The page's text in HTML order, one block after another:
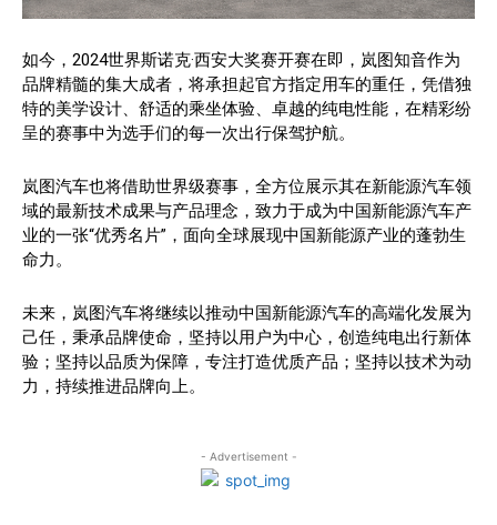
如今，2024世界斯诺克·西安大奖赛开赛在即，岚图知音作为
品牌精髓的集大成者，将承担起官方指定用车的重任，凭借独
特的美学设计、舒适的乘坐体验、卓越的纯电性能，在精彩纷
呈的赛事中为选手们的每一次出行保驾护航。
岚图汽车也将借助世界级赛事，全方位展示其在新能源汽车领
域的最新技术成果与产品理念，致力于成为中国新能源汽车产
业的一张“优秀名片”，面向全球展现中国新能源产业的蓬勃生
命力。
未来，岚图汽车将继续以推动中国新能源汽车的高端化发展为
己任，秉承品牌使命，坚持以用户为中心，创造纯电出行新体
验；坚持以品质为保障，专注打造优质产品；坚持以技术为动
力，持续推进品牌向上。
- Advertisement -